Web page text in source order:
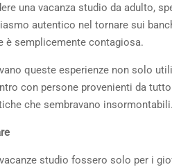
una vacanza studio da adulto,
autentico nel tornare sui
è semplicemente contagiosa.
queste esperienze non solo
con persone provenienti da
che sembravano insormontabili.
studio fossero solo per i